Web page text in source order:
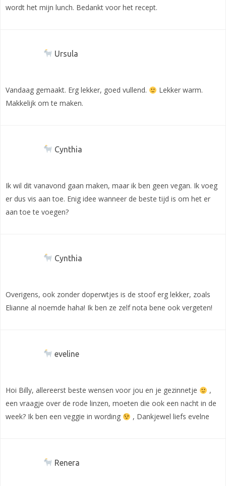
wordt het mijn lunch. Bedankt voor het recept.
Ursula
Vandaag gemaakt. Erg lekker, goed vullend.
Lekker warm.
Makkelijk om te maken.
Cynthia
Ik wil dit vanavond gaan maken, maar ik ben geen vegan. Ik voeg
er dus vis aan toe. Enig idee wanneer de beste tijd is om het er
aan toe te voegen?
Cynthia
Overigens, ook zonder doperwtjes is de stoof erg lekker, zoals
Elianne al noemde haha! Ik ben ze zelf nota bene ook vergeten!
eveline
Hoi Billy, allereerst beste wensen voor jou en je gezinnetje
,
een vraagje over de rode linzen, moeten die ook een nacht in de
week? Ik ben een veggie in wording
, Dankjewel liefs evelne
Renera